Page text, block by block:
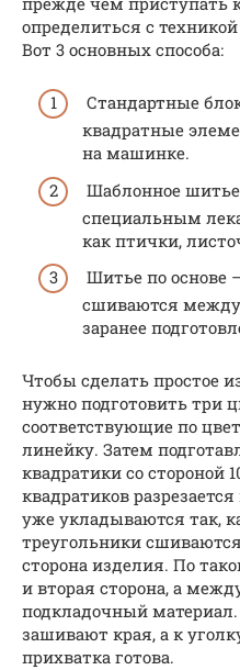
определиться с
Вот 3 основных способа:
Стандартные
квадратные
на машинке.
Шаблонное
специальным
как птички,
Шитье по основе
сшиваются
заранее
Чтобы сделать простое
нужно подготовить три
соответствующие по
линейку. Затем
квадратики со стороной
квадратиков
уже укладываются так,
треугольники
сторона изделия. По
и вторая сторона, а
подкладочный материал.
зашивают края, а к
прихватка готова.